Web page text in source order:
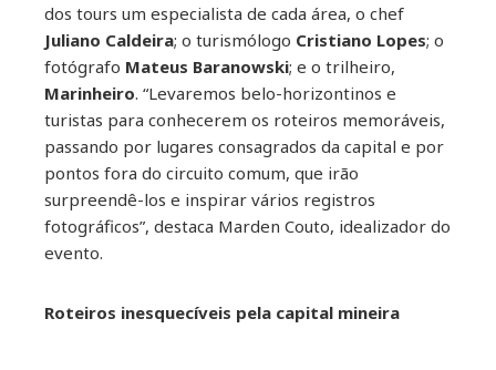
dos tours um especialista de cada área, o chef
Juliano Caldeira; o turismólogo Cristiano Lopes; o
fotógrafo Mateus Baranowski; e o trilheiro,
Marinheiro. “Levaremos belo-horizontinos e
turistas para conhecerem os roteiros memoráveis,
passando por lugares consagrados da capital e por
pontos fora do circuito comum, que irão
surpreendê-los e inspirar vários registros
fotográficos”, destaca Marden Couto, idealizador do
evento.
Roteiros inesquecíveis pela capital mineira